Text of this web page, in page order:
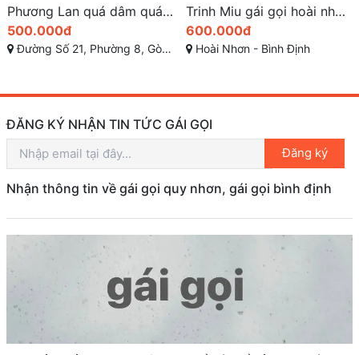
Phương Lan quá dâm quá ngon dịch vụ Bj như phim sex
500.000đ
Đường Số 21, Phường 8, Gò Vấp, Hồ Chí Minh
Trinh Miu gái gọi hoài nhơn bình định đẹp ngất ngây
600.000đ
Hoài Nhơn - Bình Định
ĐĂNG KÝ NHẬN TIN TỨC GÁI GỌI
Đăng ký
Nhận thông tin về gái gọi quy nhơn, gái gọi bình định